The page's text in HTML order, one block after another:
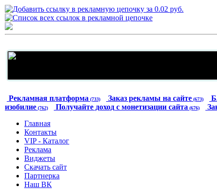
Рекламная платформа (733) Заказ рекламы на сайте (673)
изобилие (762) Получайте доход с монетизации сайта (676)
Главная
Контакты
VIP - Каталог
Реклама
Виджеты
Скачать сайт
Партнерка
Наш ВК